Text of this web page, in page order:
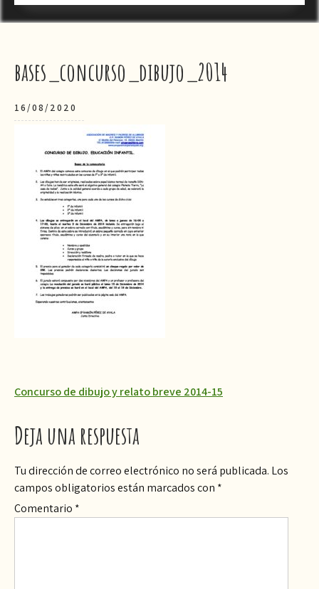
bases_concurso_dibujo_2014
16/08/2020
Navegación
de
entradas
Concurso de dibujo y relato breve 2014-15
Deja una respuesta
Tu dirección de correo electrónico no será publicada. Los
campos obligatorios están marcados con *
Comentario *